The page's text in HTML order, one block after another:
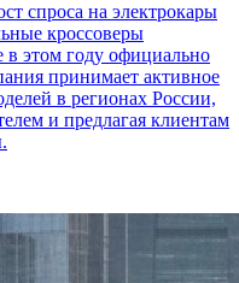
спроса на электрокары
кроссоверы
в этом году официально
принимает активное
в регионах России,
и предлагая клиентам